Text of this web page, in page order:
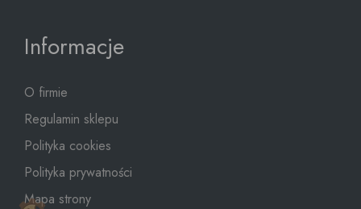
Informacje
O firmie
Regulamin sklepu
Polityka cookies
Polityka prywatności
Mapa strony